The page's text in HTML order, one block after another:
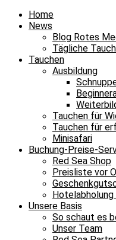
Home
News
Blog Rotes
Tägliche
Tauchen
Ausbildung
Tauchen für
Tauchen für
Minisafari
Buchung-Preise-
Red Sea Shop
Preisliste vor
Unsere Basis
So schaut es
Unser Team